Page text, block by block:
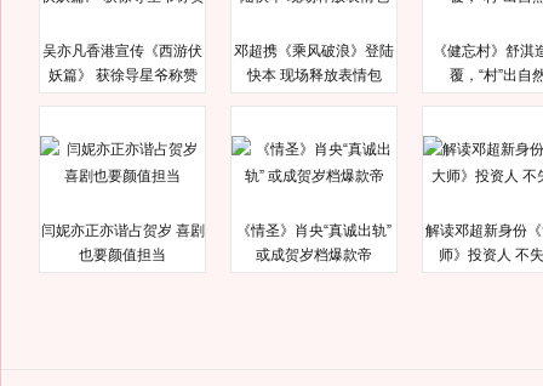
吴亦凡香港宣传《西游伏
妖篇》 获徐导星爷称赞
邓超携《乘风破浪》登陆
快本 现场释放表情包
《健忘村》舒淇
覆，“村”出自
闫妮亦正亦谐占贺岁 喜剧
也要颜值担当
《情圣》肖央“真诚出轨”
或成贺岁档爆款帝
解读邓超新身份
师》投资人 不